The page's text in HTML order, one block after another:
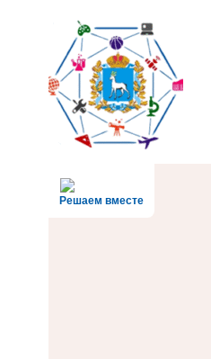
Решаем вместе